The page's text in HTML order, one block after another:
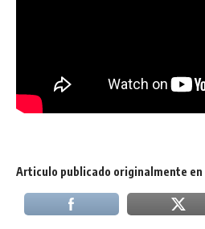
Articulo publicado originalmente en